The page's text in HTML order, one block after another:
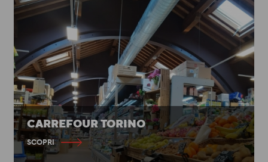
CARREFOUR TORINO
SCOPRI